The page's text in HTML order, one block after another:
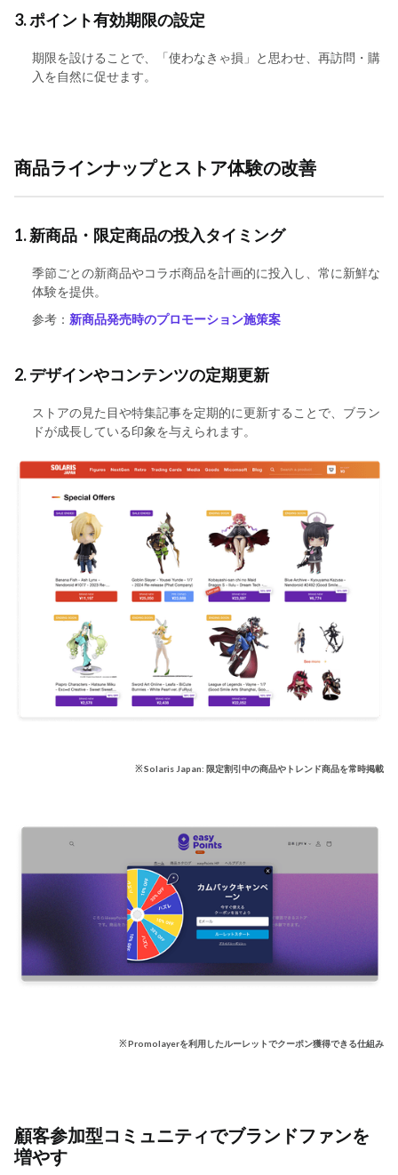
3. ポイント有効期限の設定
期限を設けることで、「使わなきゃ損」と思わせ、再訪問・購
入を自然に促せます。
商品ラインナップとストア体験の改善
1. 新商品・限定商品の投入タイミング
季節ごとの新商品やコラボ商品を計画的に投入し、常に新鮮な
体験を提供。
参考： 新商品発売時のプロモーション施策案
2. デザインやコンテンツの定期更新
ストアの見た目や特集記事を定期的に更新することで、ブラン
ドが成長している印象を与えられます。
※ Solaris Japan: 限定割引中の商品やトレンド商品を常時掲載
※ Promolayerを利用したルーレットでクーポン獲得できる仕組み
顧客参加型コミュニティでブランドファンを
増やす